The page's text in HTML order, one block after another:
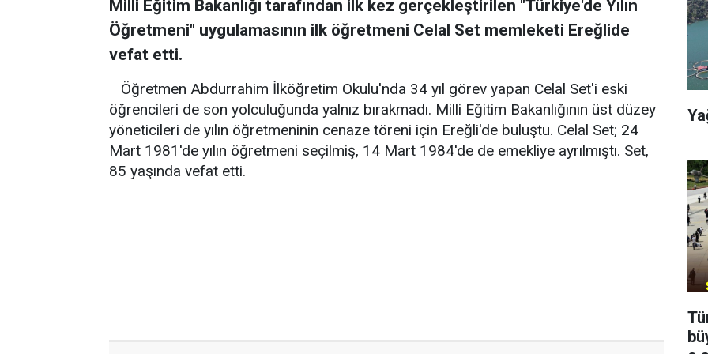
Milli Eğitim Bakanlığı tarafından ilk kez gerçekleştirilen "Türkiye'de Yılın
Öğretmeni" uygulamasının ilk öğretmeni Celal Set memleketi Ereğlide
vefat etti.
Öğretmen Abdurrahim İlköğretim Okulu'nda 34 yıl görev yapan Celal Set'i eski
öğrencileri de son yolculuğunda yalnız bırakmadı. Milli Eğitim Bakanlığının üst düzey
yöneticileri de yılın öğretmeninin cenaze töreni için Ereğli'de buluştu. Celal Set; 24
Mart 1981'de yılın öğretmeni seçilmiş, 14 Mart 1984'de de emekliye ayrılmıştı. Set,
85 yaşında vefat etti.